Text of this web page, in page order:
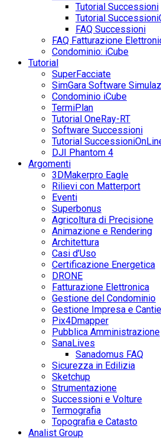
Tutorial Successioni
Tutorial
FAQ Successioni
FAQ Fatturazione
Condominio: iCube
Tutorial
SuperFacciate
SimGara Software
Condominio iCube
TermiPlan
Tutorial OneRay-RT
Software Successioni
Tutorial
DJI Phantom 4
Argomenti
3DMakerpro Eagle
Rilievi con Matterport
Eventi
Superbonus
Agricoltura di Precisione
Animazione e Rendering
Architettura
Casi d’Uso
Certificazione Energetica
DRONE
Fatturazione Elettronica
Gestione del Condominio
Gestione Impresa e
Pix4Dmapper
Pubblica Amministrazione
SanaLives
Sanadomus FAQ
Sicurezza in Edilizia
Sketchup
Strumentazione
Successioni e Volture
Termografia
Topografia e Catasto
Analist Group